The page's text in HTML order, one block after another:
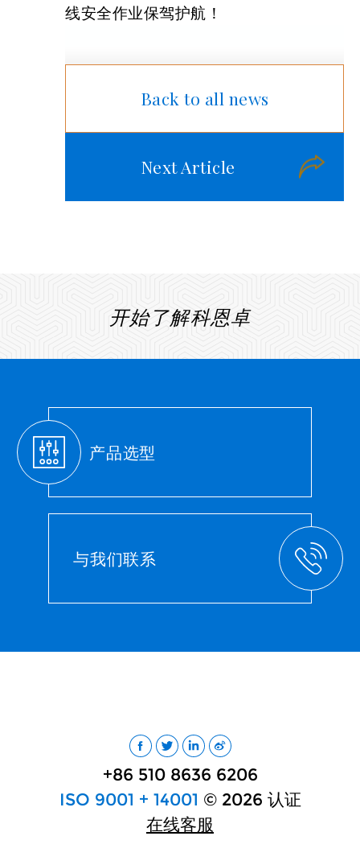
线安全作业保驾护航！
Back to all news
Next Article
开始了解科恩卓
产品选型
与我们联系
+86 510 8636 6206
ISO 9001 + 14001 © 2026 认证
在线客服